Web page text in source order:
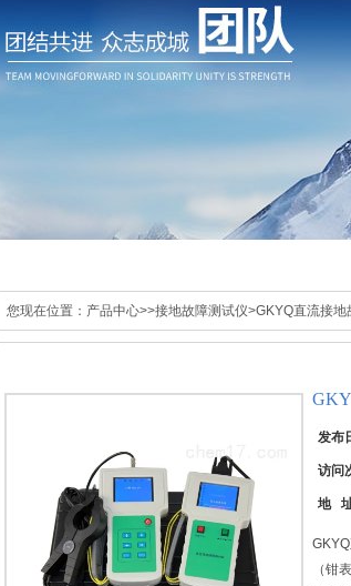
您现在位置： 产品中心>>接地故障测试仪>GKYQ直流接地
发布
访问
地
（钳